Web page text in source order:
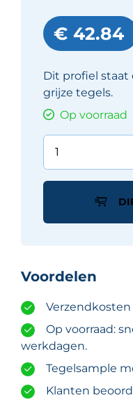
€ 42.84
Dit profiel staat
grijze tegels.
Op voorraad
Schlüter
Jolly
alu
grijs
mm
x
300
aantal
Voordelen
Op voorraad:
werkdagen.
Tegelsample
Klanten